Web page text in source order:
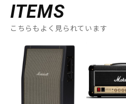
ITEMS
こちらもよく見られています